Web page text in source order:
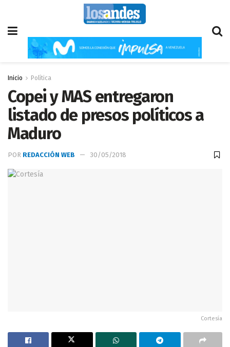
Inicio Política
Copei y MAS entregaron
listado de presos políticos a
Maduro
POR REDACCIÓN WEB 30/05/2018
Cortesía